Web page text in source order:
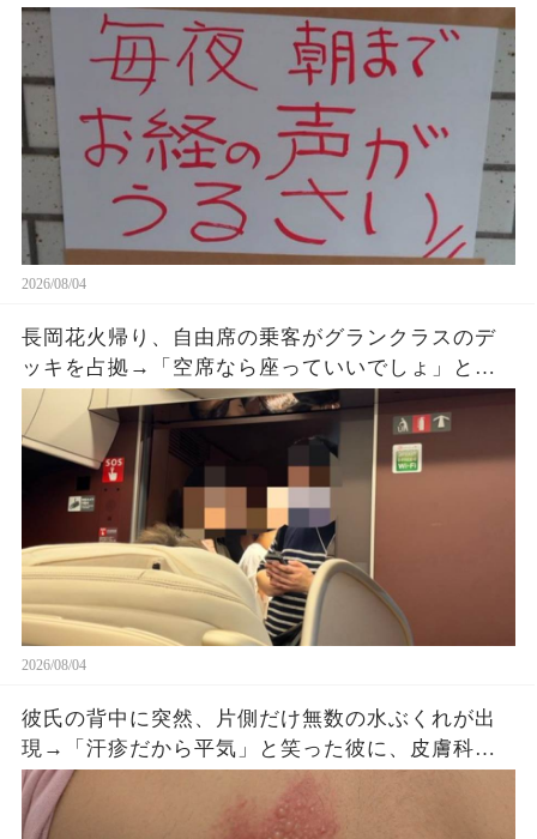
午前2時17分の録音が示した発信源
2026/08/04
長岡花火帰り、自由席の乗客がグランクラスのデ
ッキを占拠→「空席なら座っていいでしょ」と扉
をのぞき続けた直後、車掌が乗車券を確認する
と…
2026/08/04
彼氏の背中に突然、片側だけ無数の水ぶくれが出
現→「汗疹だから平気」と笑った彼に、皮膚科医
がすぐ服を下ろさせた理由